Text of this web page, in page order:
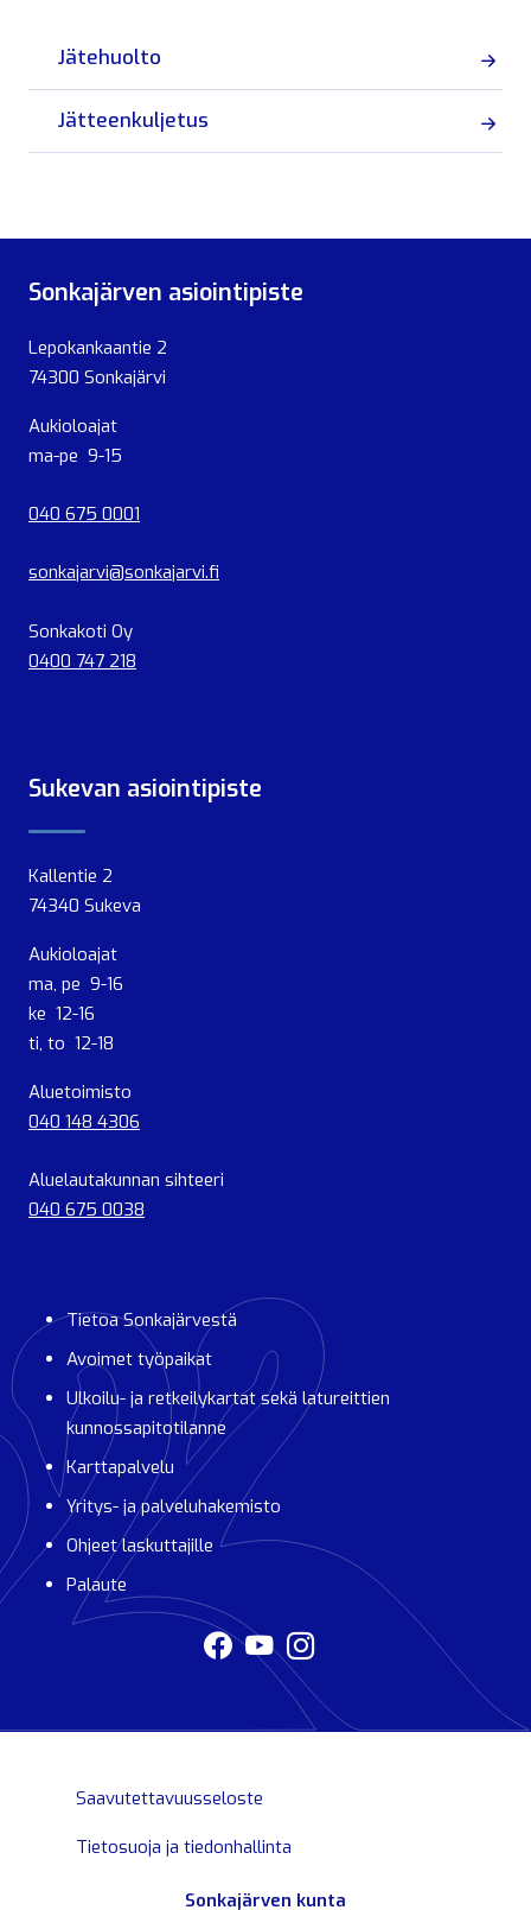
Jätehuolto
Jätteenkuljetus
Sonkajärven asiointipiste
Lepokankaantie 2
74300 Sonkajärvi
Aukioloajat
ma-pe 9-15
040 675 0001
sonkajarvi@sonkajarvi.fi
Sonkakoti Oy
0400 747 218
Sukevan asiointipiste
Kallentie 2
74340 Sukeva
Aukioloajat
ma, pe 9-16
ke 12-16
ti, to 12-18
Aluetoimisto
040 148 4306
Aluelautakunnan sihteeri
040 675 0038
Tietoa Sonkajärvestä
Avoimet työpaikat
Ulkoilu- ja retkeilykartat sekä latureittien
kunnossapitotilanne
Karttapalvelu
Yritys- ja palveluhakemisto
Ohjeet laskuttajille
Palaute
Sonkajärven kunta
Saavutettavuusseloste
Tietosuoja ja tiedonhallinta